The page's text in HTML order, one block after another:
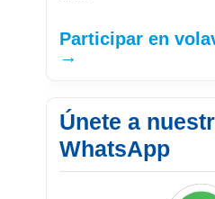
Participar en
→
Únete a
WhatsApp